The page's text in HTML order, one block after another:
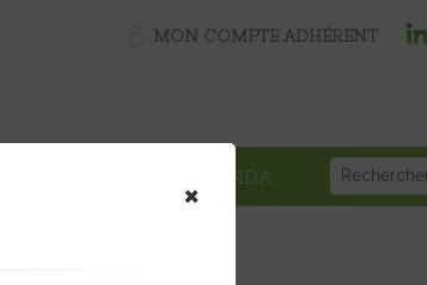
MON COMPTE ADHÉRENT
AGENDA
×